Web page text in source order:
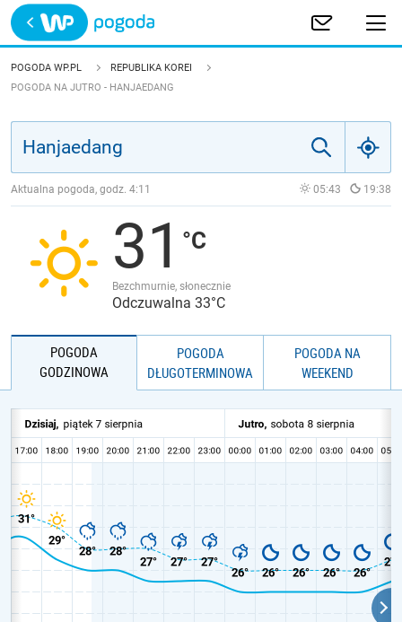
Trwa ładowanie
POLSKA
JAKOŚĆ POWIETRZA
POGODA WP.PL
REPUBLIKA KOREI
POGODA NA JUTRO - HANJAEDANG
Aktualna pogoda, godz. 4:11 05:43 19:38
31
Bezchmurnie, słonecznie
Odczuwalna 33°C
POGODA
GODZINOWA
POGODA
DŁUGOTERMINOWA
POGODA NA
WEEKEND